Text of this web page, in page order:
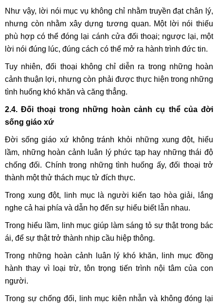
Như vậy, lời nói mục vụ không chỉ nhằm truyền đạt chân lý,
nhưng còn nhằm xây dựng tương quan. Một lời nói thiếu
phù hợp có thể đóng lại cánh cửa đối thoại; ngược lại, một
lời nói đúng lúc, đúng cách có thể mở ra hành trình đức tin.
Tuy nhiên, đối thoại không chỉ diễn ra trong những hoàn
cảnh thuận lợi, nhưng còn phải được thực hiện trong những
tình huống khó khăn và căng thẳng.
2.4. Đối thoại trong những hoàn cảnh cụ thể của đời
sống giáo xứ
Đời sống giáo xứ không tránh khỏi những xung đột, hiểu
lầm, những hoàn cảnh luân lý phức tạp hay những thái độ
chống đối. Chính trong những tình huống ấy, đối thoại trở
thành một thử thách mục tử đích thực.
Trong xung đột, linh mục là người kiến tạo hòa giải, lắng
nghe cả hai phía và dẫn họ đến sự hiểu biết lẫn nhau.
Trong hiểu lầm, linh mục giúp làm sáng tỏ sự thật trong bác
ái, để sự thật trở thành nhịp cầu hiệp thông.
Trong những hoàn cảnh luân lý khó khăn, linh mục đồng
hành thay vì loại trừ, tôn trọng tiến trình nội tâm của con
người.
Trong sự chống đối, linh mục kiên nhẫn và không đóng lại